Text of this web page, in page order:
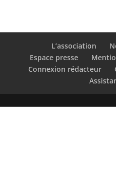
L’association
Espace presse
Connexion rédacteur